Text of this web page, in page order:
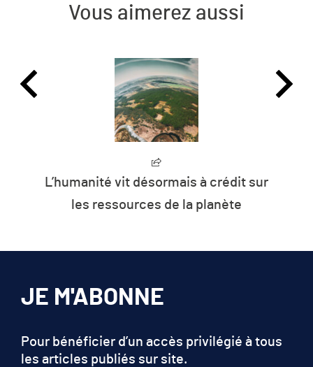
Vous aimerez aussi
L’humanité vit désormais à crédit sur
les ressources de la planète
JE M'ABONNE
Pour bénéficier d’un accès privilégié à tous
les articles publiés sur site.